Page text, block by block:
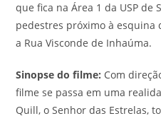
que fica na Área 1 da USP de
pedestres próximo à esquina
a Rua Visconde de Inhaúma.
Sinopse do filme: Com
filme se passa em uma
Quill, o Senhor das Estrelas,